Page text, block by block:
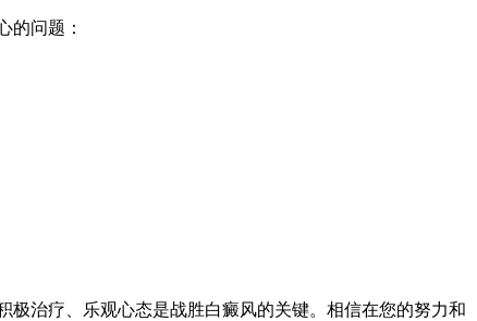
的问题：
治疗、乐观心态是战胜白癜风的关键。相信在您的努力和